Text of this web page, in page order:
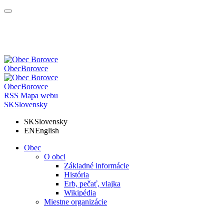
ObecBorovce
ObecBorovce
RSS Mapa webu
SKSlovensky
SKSlovensky
ENEnglish
Obec
O obci
Základné informácie
História
Erb, pečať, vlajka
Wikipédia
Miestne organizácie